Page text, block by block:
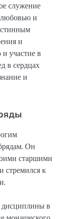
служение
и
и
и участие в
в сердцах
и
Он
старшими
стремился к
в